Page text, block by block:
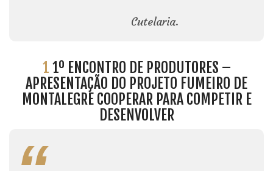
Cutelaria.
1 1º ENCONTRO DE PRODUTORES –
APRESENTAÇÃO DO PROJETO FUMEIRO DE
MONTALEGRE COOPERAR PARA COMPETIR E
DESENVOLVER